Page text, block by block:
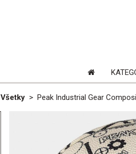
Domovská
stránka
Všetky > Peak Industrial Gear